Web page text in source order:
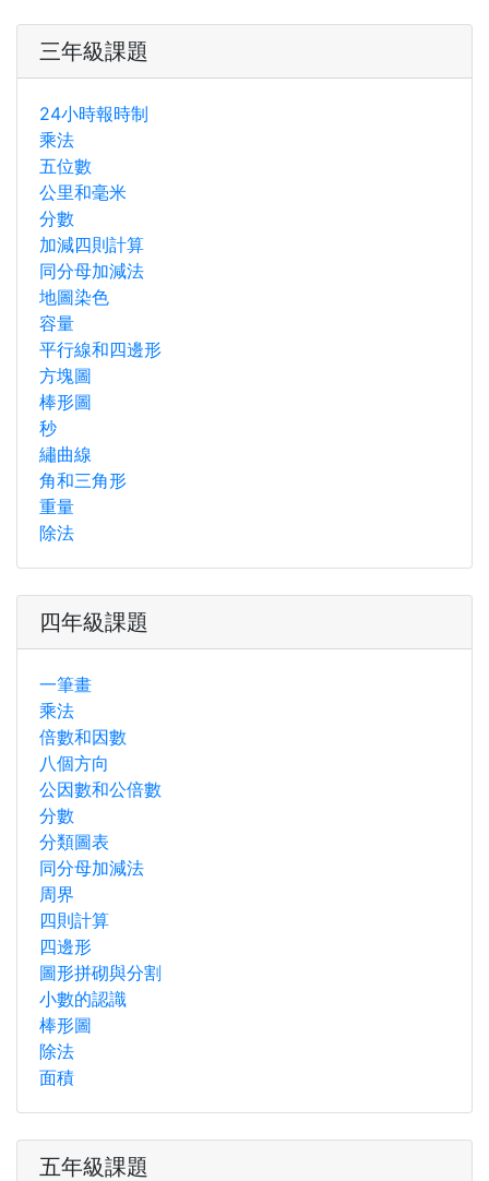
三年級課題
24小時報時制
乘法
五位數
公里和毫米
分數
加減四則計算
同分母加減法
地圖染色
容量
平行線和四邊形
方塊圖
棒形圖
秒
繡曲線
角和三角形
重量
除法
四年級課題
一筆畫
乘法
倍數和因數
八個方向
公因數和公倍數
分數
分類圖表
同分母加減法
周界
四則計算
四邊形
圖形拼砌與分割
小數的認識
棒形圖
除法
面積
五年級課題